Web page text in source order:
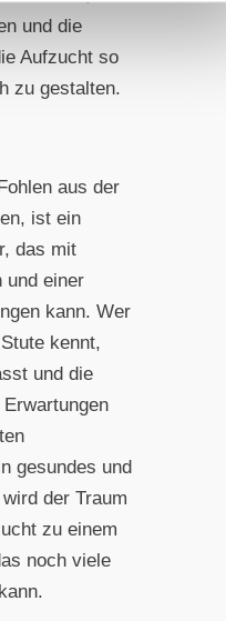
und die
Aufzucht so
zu gestalten.
aus der
ist ein
das mit
und einer
kann. Wer
kennt,
und die
gesundes und
der Traum
zu einem
noch viele